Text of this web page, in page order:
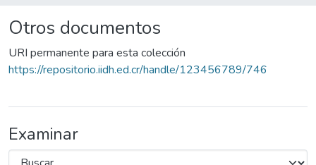
Otros documentos
URI permanente para esta colección
https://repositorio.iidh.ed.cr/handle/123456789/746
Examinar